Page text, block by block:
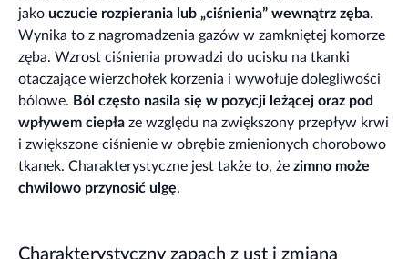
jako uczucie rozpierania lub „ciśnienia” wewnątrz zęba.
Wynika to z nagromadzenia gazów w zamkniętej komorze
zęba. Wzrost ciśnienia prowadzi do ucisku na tkanki
otaczające wierzchołek korzenia i wywołuje dolegliwości
bólowe. Ból często nasila się w pozycji leżącej oraz pod
wpływem ciepła ze względu na zwiększony przepływ krwi
i zwiększone ciśnienie w obrębie zmienionych chorobowo
tkanek. Charakterystyczne jest także to, że zimno może
chwilowo przynosić ulgę.
Charakterystyczny zapach z ust i zmiana